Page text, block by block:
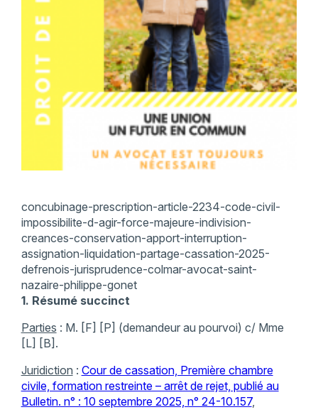
concubinage-prescription-article-2234-code-civil-
impossibilite-d-agir-force-majeure-indivision-
creances-conservation-apport-interruption-
assignation-liquidation-partage-cassation-2025-
defrenois-jurisprudence-colmar-avocat-saint-
nazaire-philippe-gonet
1. Résumé succinct
Parties : M. [F] [P] (demandeur au pourvoi) c/ Mme
[L] [B].
Juridiction : Cour de cassation, Première chambre
civile, formation restreinte – arrêt de rejet, publié au
Bulletin. n° : 10 septembre 2025, n° 24-10.157,